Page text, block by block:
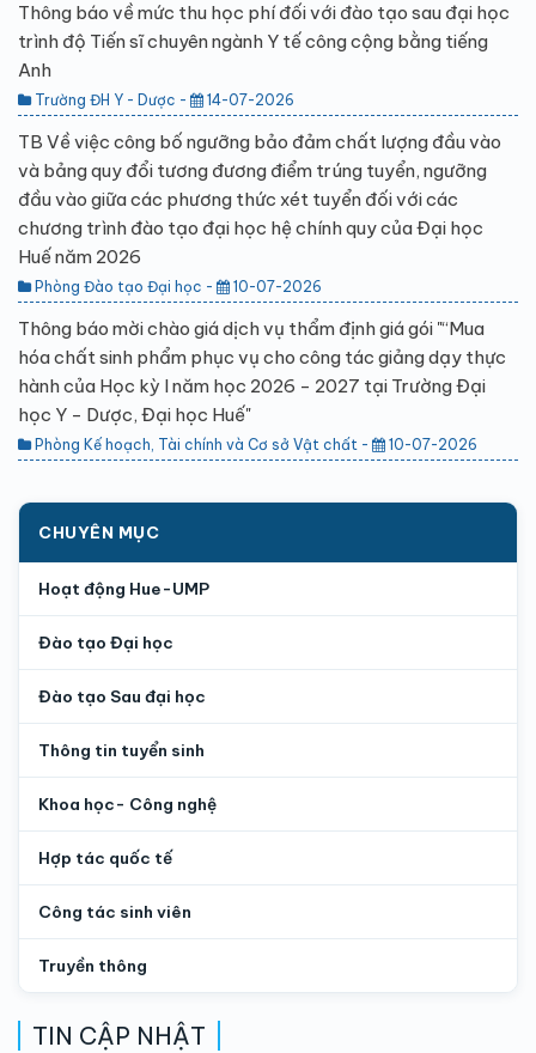
Thông báo về mức thu học phí đối với đào tạo sau đại học
trình độ Tiến sĩ chuyên ngành Y tế công cộng bằng tiếng
Anh
Trường ĐH Y - Dược - 14-07-2026
TB Về việc công bố ngưỡng bảo đảm chất lượng đầu vào
và bảng quy đổi tương đương điểm trúng tuyển, ngưỡng
đầu vào giữa các phương thức xét tuyển đối với các
chương trình đào tạo đại học hệ chính quy của Đại học
Huế năm 2026
Phòng Đào tạo Đại học - 10-07-2026
Thông báo mời chào giá dịch vụ thẩm định giá gói "“Mua
hóa chất sinh phẩm phục vụ cho công tác giảng dạy thực
hành của Học kỳ I năm học 2026 - 2027 tại Trường Đại
học Y - Dược, Đại học Huế"
Phòng Kế hoạch, Tài chính và Cơ sở Vật chất - 10-07-2026
CHUYÊN MỤC
Hoạt động Hue-UMP
Đào tạo Đại học
Đào tạo Sau đại học
Thông tin tuyển sinh
Khoa học- Công nghệ
Hợp tác quốc tế
Công tác sinh viên
Truyền thông
TIN CẬP NHẬT